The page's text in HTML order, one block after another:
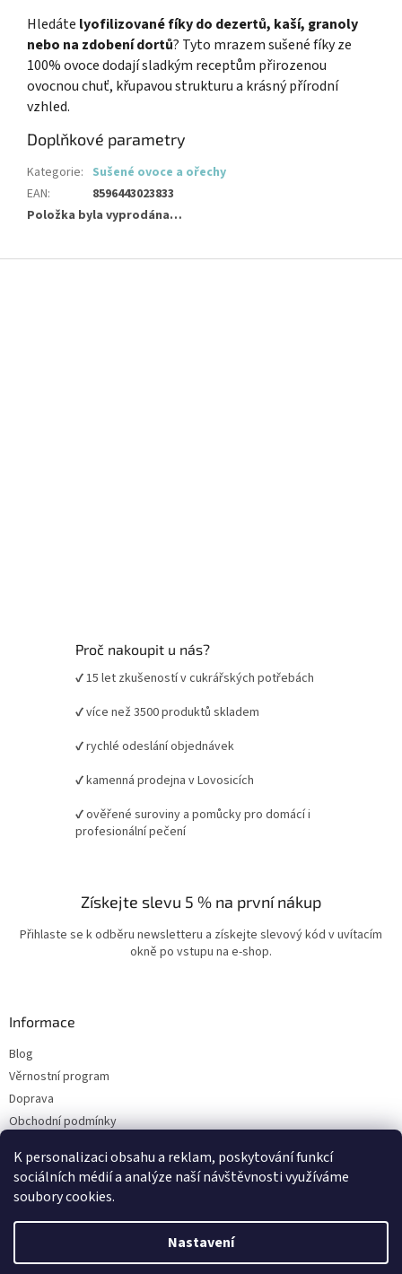
K personalizaci obsahu a reklam, poskytování funkcí
sociálních médií a analýze naší návštěvnosti využíváme
soubory cookies.
Nastavení
Hledáte lyofilizované fíky do dezertů, kaší, granoly
nebo na zdobení dortů? Tyto mrazem sušené fíky ze
100% ovoce dodají sladkým receptům přirozenou
ovocnou chuť, křupavou strukturu a krásný přírodní
vzhled.
Doplňkové parametry
Kategorie: Sušené ovoce a ořechy
EAN:
8596443023833
Položka byla vyprodána…
Proč nakoupit u nás?
✔ 15 let zkušeností v cukrářských potřebách
✔ více než 3500 produktů skladem
✔ rychlé odeslání objednávek
✔ kamenná prodejna v Lovosicích
✔ ověřené suroviny a pomůcky pro domácí i
profesionální pečení
Získejte slevu 5 % na první nákup
Přihlaste se k odběru newsletteru a získejte slevový kód v uvítacím
okně po vstupu na e-shop.
Informace
Blog
Věrnostní program
Doprava
Obchodní podmínky
Kontakty
Vytvořil Shoptet